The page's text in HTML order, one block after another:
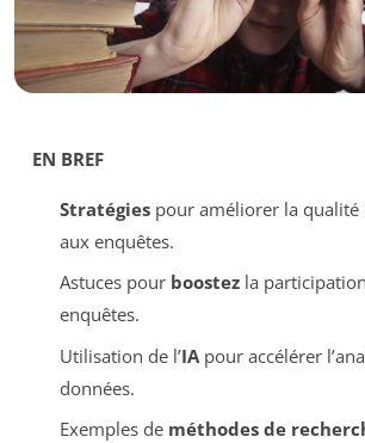
EN BREF
Stratégiespour améliorer la qualité
aux enquêtes.
Astuces pour boostezla
enquêtes.
Utilisation de l’IApour accélérer
données.
Exemples de méthodes de